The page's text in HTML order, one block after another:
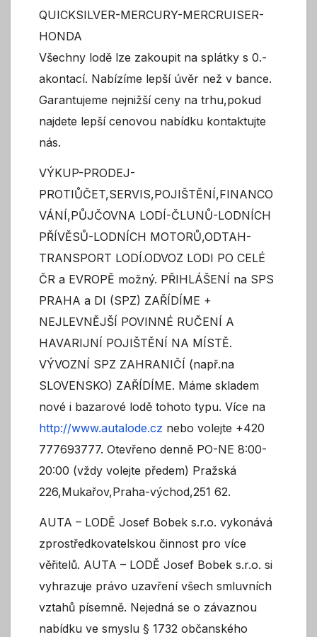
QUICKSILVER-MERCURY-MERCRUISER-
HONDA
Všechny lodě lze zakoupit na splátky s 0.-
akontací. Nabízíme lepší úvěr než v bance.
Garantujeme nejnižší ceny na trhu,pokud
najdete lepší cenovou nabídku kontaktujte
nás.
VÝKUP-PRODEJ-
PROTIŮČET,SERVIS,POJIŠTĚNÍ,FINANCO
VÁNÍ,PŮJČOVNA LODÍ-ČLUNŮ-LODNÍCH
PŘÍVĚSŮ-LODNÍCH MOTORŮ,ODTAH-
TRANSPORT LODÍ.ODVOZ LODI PO CELÉ
ČR a EVROPĚ možný. PŘIHLÁŠENÍ na SPS
PRAHA a DI (SPZ) ZAŘÍDÍME +
NEJLEVNĚJŠÍ POVINNÉ RUČENÍ A
HAVARIJNÍ POJIŠTĚNÍ NA MÍSTĚ.
VÝVOZNÍ SPZ ZAHRANIČÍ (např.na
SLOVENSKO) ZAŘÍDÍME. Máme skladem
nové i bazarové lodě tohoto typu. Více na
http://www.autalode.cz nebo volejte +420
777693777. Otevřeno denně PO-NE 8:00-
20:00 (vždy volejte předem) Pražská
226,Mukařov,Praha-východ,251 62.
AUTA – LODĚ Josef Bobek s.r.o. vykonává
zprostředkovatelskou činnost pro více
věřitelů. AUTA – LODĚ Josef Bobek s.r.o. si
vyhrazuje právo uzavření všech smluvních
vztahů písemně. Nejedná se o závaznou
nabídku ve smyslu § 1732 občanského